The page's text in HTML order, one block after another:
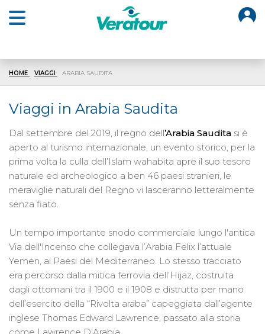
HOME VIAGGI ARABIA SAUDITA
Viaggi in Arabia Saudita
Dal settembre del 2019, il regno dell’Arabia Saudita si è
aperto al turismo internazionale, un evento storico, per la
prima volta la culla dell’Islam wahabita apre il suo tesoro
naturale ed archeologico a ben 46 paesi stranieri, le
meraviglie naturali del Regno vi lasceranno letteralmente
senza fiato.
Un tempo importante snodo commerciale lungo l'antica
Via dell'Incenso che collegava l’Arabia Felix l’attuale
Yemen, ai Paesi del Mediterraneo. Lo stesso tracciato
era percorso dalla mitica ferrovia dell’Hijaz, costruita
dagli ottomani tra il 1900 e il 1908 e distrutta per mano
dell’esercito della “Rivolta araba” capeggiata dall’agente
inglese Thomas Edward Lawrence, passato alla storia